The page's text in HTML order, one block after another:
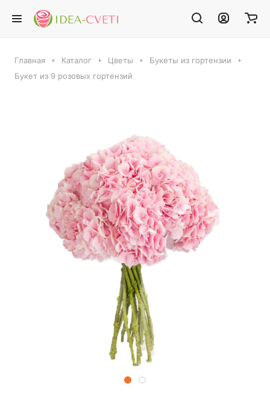
Главная Каталог Цветы
Букеты из гортензии
Букет из 9 розовых гортензий